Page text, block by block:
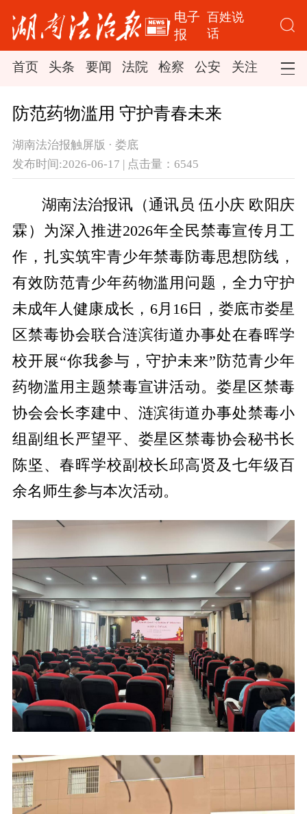
电子
报
百姓说
话
首页 头条 要闻 法院 检察 公安 关注 司法
防范药物滥用 守护青春未来
湖南法治报触屏版 · 娄底
发布时间:2026-06-17 | 点击量：6545
湖南法治报讯（通讯员 伍小庆 欧阳庆
霖）为深入推进2026年全民禁毒宣传月工
作，扎实筑牢青少年禁毒防毒思想防线，
有效防范青少年药物滥用问题，全力守护
未成年人健康成长，6月16日，娄底市娄星
区禁毒协会联合涟滨街道办事处在春晖学
校开展“你我参与，守护未来”防范青少年
药物滥用主题禁毒宣讲活动。娄星区禁毒
协会会长李建中、涟滨街道办事处禁毒小
组副组长严望平、娄星区禁毒协会秘书长
陈坚、春晖学校副校长邱高贤及七年级百
余名师生参与本次活动。